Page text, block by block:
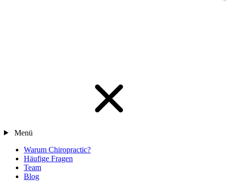
Menü
Warum Chiropractic?
Häufige Fragen
Team
Blog